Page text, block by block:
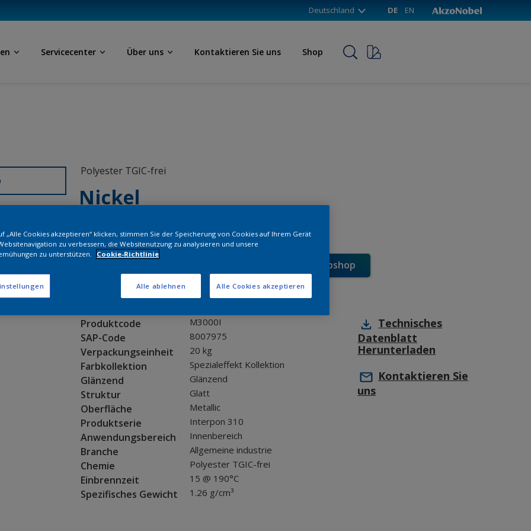
Deutschland DE EN
Servicecenter Über uns Kontaktieren Sie uns Shop
Polyester TGIC-frei
Nickel
Bestellen Sie direkt im Webshop
Produktcode M3000I
SAP-Code 8007975
Verpackungseinheit 20 kg
Farbkollektion Spezialeffekt Kollektion
Glänzend Glänzend
Struktur Glatt
Oberfläche Metallic
Produktserie Interpon 310
Anwendungsbereich Innenbereich
Branche Allgemeine industrie
Chemie Polyester TGIC-frei
Einbrennzeit 15 @ 190°C
Spezifisches Gewicht 1.26 g/cm³
Technisches
Datenblatt
Herunterladen
Kontaktieren Sie
uns
„Alle Cookies akzeptieren“ klicken, stimmen Sie der Speicherung von Cookies auf Ihrem Gerät
zu verbessern, die Websitenutzung zu analysieren und unsere
zu unterstützen.
Cookie-Richtlinie
Alle ablehnen Alle Cookies akzeptieren